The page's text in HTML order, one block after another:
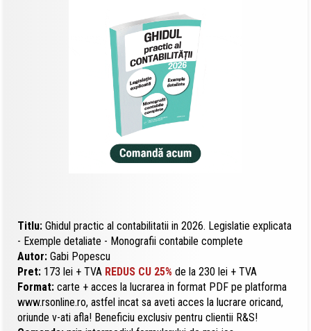
Titlu: Ghidul practic al contabilitatii in 2026. Legislatie explicata
- Exemple detaliate - Monografii contabile complete
Autor: Gabi Popescu
Pret: 173 lei + TVA REDUS CU 25% de la 230 lei + TVA
Format: carte + acces la lucrarea in format PDF pe platforma
www.rsonline.ro, astfel incat sa aveti acces la lucrare oricand,
oriunde v-ati afla! Beneficiu exclusiv pentru clientii R&S!